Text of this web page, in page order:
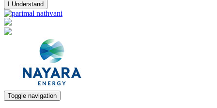
I Understand
Toggle navigation